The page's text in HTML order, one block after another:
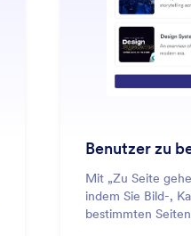
Benutzer zu
Mit „Zu Seite
indem Sie Bild-,
bestimmten